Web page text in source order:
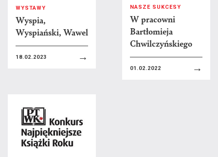
Marcin Koszałka
Paweł Krzywdziak
Anna Kusztra
M
Edyta Mąsior
N
Szymon Nowak
O
Dorota Ogonowska
WYSTAWY
Wyspia,
Wyspiański, Wawel
18.02.2023 →
NASZE SUKCESY
W pracowni
Bartłomieja
Chwilczyńskiego
01.02.2022 →